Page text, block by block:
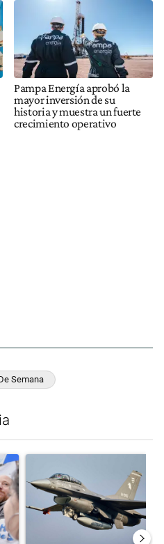
Pampa Energía aprobó la
mayor inversión de su
historia y muestra un fuerte
crecimiento operativo
Semana
el título "Kicillof apuntó contra